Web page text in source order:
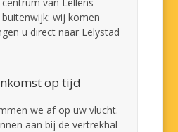
wij komen
u direct naar Lelystad
op tijd
we af op uw vlucht.
aan bij de vertrekhal